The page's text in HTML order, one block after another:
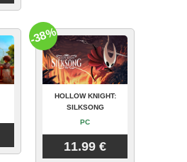
HOLLOW KNIGHT:
SILKSONG
PC
11.99 €
-38%